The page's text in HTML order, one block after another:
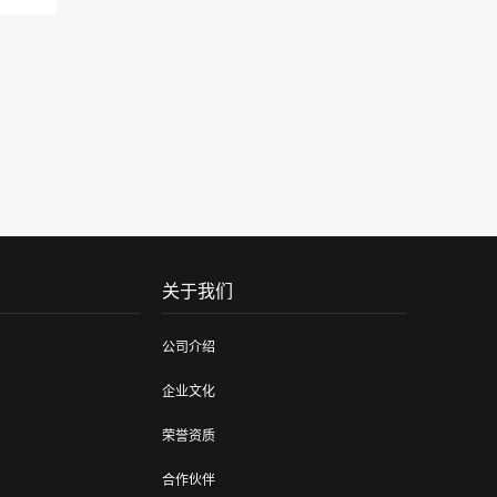
关于我们
公司介绍
企业文化
荣誉资质
合作伙伴